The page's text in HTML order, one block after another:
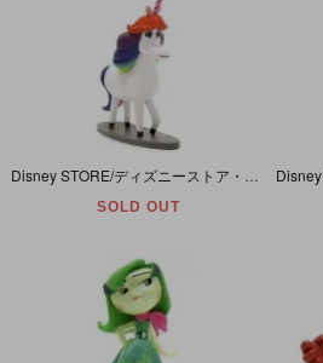
SOLD OUT